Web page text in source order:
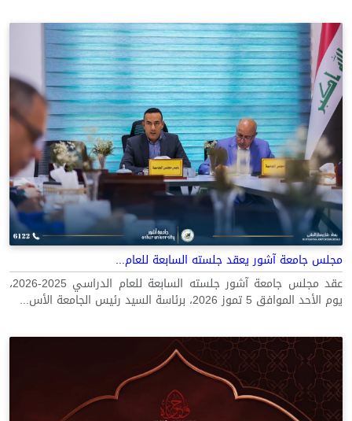
مجلس جامعة آشور يعقد جلسته السابعة للعام...
عقد مجلس جامعة آشور جلسته السابعة للعام الدراسي 2025-2026،
يوم الأحد الموافق 5 تموز 2026، برئاسة السيد رئيس الجامعة الأس...